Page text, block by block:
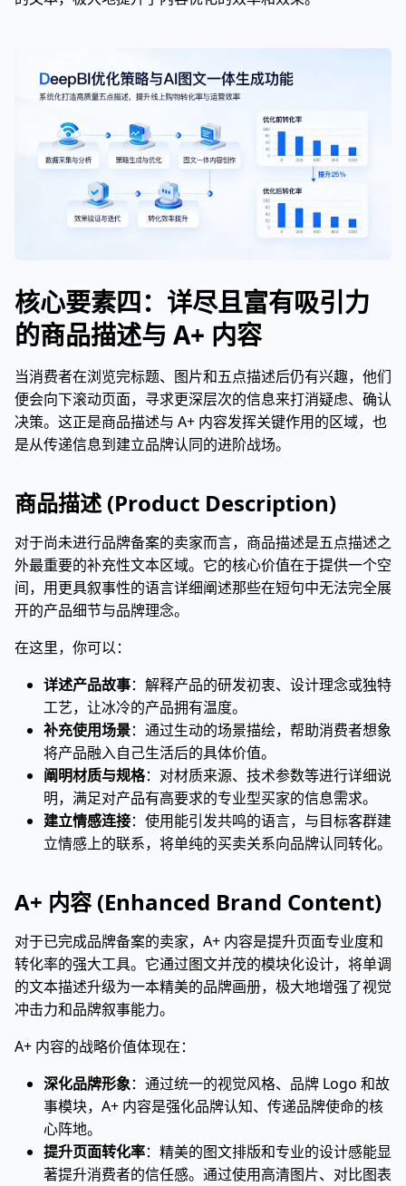
核心要素四：详尽且富有吸引力
的商品描述与 A+ 内容
当消费者在浏览完标题、图片和五点描述后仍有兴趣，他们
便会向下滚动页面，寻求更深层次的信息来打消疑虑、确认
决策。这正是商品描述与 A+ 内容发挥关键作用的区域，也
是从传递信息到建立品牌认同的进阶战场。
商品描述 (Product Description)
对于尚未进行品牌备案的卖家而言，商品描述是五点描述之
外最重要的补充性文本区域。它的核心价值在于提供一个空
间，用更具叙事性的语言详细阐述那些在短句中无法完全展
开的产品细节与品牌理念。
在这里，你可以：
详述产品故事：解释产品的研发初衷、设计理念或独特
工艺，让冰冷的产品拥有温度。
补充使用场景：通过生动的场景描绘，帮助消费者想象
将产品融入自己生活后的具体价值。
阐明材质与规格：对材质来源、技术参数等进行详细说
明，满足对产品有高要求的专业型买家的信息需求。
建立情感连接：使用能引发共鸣的语言，与目标客群建
立情感上的联系，将单纯的买卖关系向品牌认同转化。
A+ 内容 (Enhanced Brand Content)
对于已完成品牌备案的卖家，A+ 内容是提升页面专业度和
转化率的强大工具。它通过图文并茂的模块化设计，将单调
的文本描述升级为一本精美的品牌画册，极大地增强了视觉
冲击力和品牌叙事能力。
A+ 内容的战略价值体现在：
深化品牌形象：通过统一的视觉风格、品牌 Logo 和故
事模块，A+ 内容是强化品牌认知、传递品牌使命的核
心阵地。
提升页面转化率：精美的图文排版和专业的设计感能显
著提升消费者的信任感。通过使用高清图片、对比图表